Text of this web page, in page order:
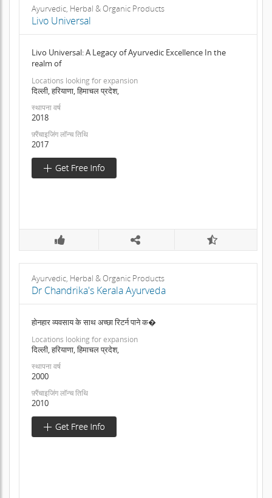
Ayurvedic, Herbal & Organic Products
Livo Universal
Livo Universal: A Legacy of Ayurvedic Excellence In the
realm of
Locations looking for expansion
दिल्ली, हरियाणा, हिमाचल प्रदेश,
स्थापना वर्ष
2018
फ़्रैंचाइजिंग लॉन्च तिथि
2017
Ayurvedic, Herbal & Organic Products
Dr Chandrika's Kerala Ayurveda
होनहार व्यवसाय के साथ अच्छा रिटर्न पाने क�
Locations looking for expansion
दिल्ली, हरियाणा, हिमाचल प्रदेश,
स्थापना वर्ष
2000
फ़्रैंचाइजिंग लॉन्च तिथि
2010